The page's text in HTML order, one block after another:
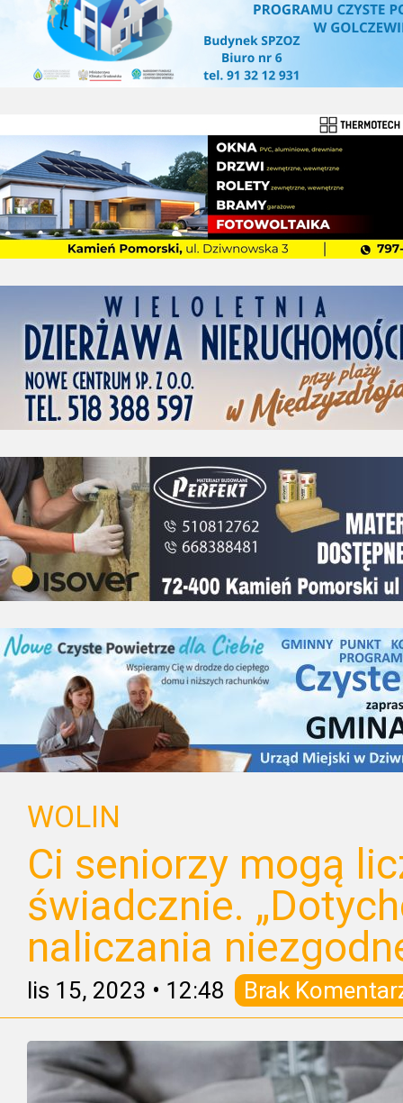
WOLIN
Ci seniorzy mogą
świadcznie.
naliczania
lis 15, 2023 • 12:48 Brak